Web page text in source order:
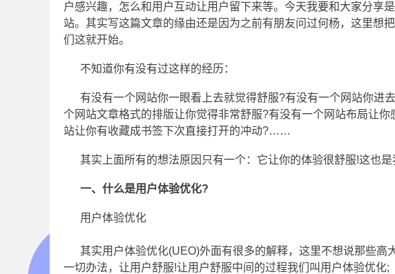
户感兴趣，怎么和用户互动让用户留下来等。今天我要和大家分享
站。其实写这篇文章的缘由还是因为之前有朋友问过何杨，这里想
们这就开始。
不知道你有没有过这样的经历：
有没有一个网站你一眼看上去就觉得舒服?有没有一个网站你进
个网站文章格式的排版让你觉得非常舒服?有没有一个网站布局让
站让你有收藏成书签下次直接打开的冲动?……
其实上面所有的想法原因只有一个：它让你的体验很舒服!这也
一、什么是用户体验优化?
用户体验优化
其实用户体验优化(UEO)外面有很多的解释，这里不想说那些
一切办法，让用户舒服!让用户舒服中间的过程我们叫用户体验优化;